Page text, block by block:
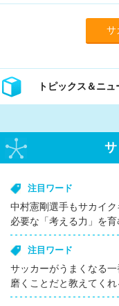
サ
トピックス＆ニュ
注目ワード
中村憲剛選手もサカイ
必要な「考える力」を
注目ワード
サッカーがうまくなる
磨くことだと教えてく